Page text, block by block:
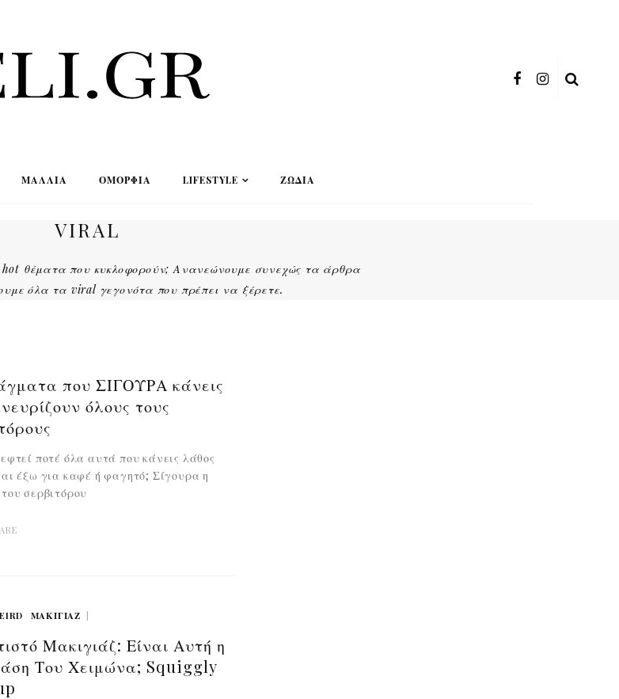
ΜΑΛΛΙΆ ΟΜΟΡΦΙΆ LIFESTYLE ΖΏΔΙΑ
VIRAL
θέματα που κυκλοφορούν; Ανανεώνουμε συνεχώς τα άρθρα
όλα τα viral γεγονότα που πρέπει να ξέρετε.
που ΣΙΓΟΥΡΑ κάνεις
όλους τους
ποτέ όλα αυτά που κάνεις λάθος
έξω για καφέ ή φαγητό; Σίγουρα η
σερβιτόρου
ΜΑΚΙΓΙΆΖ
Μακιγιάζ: Είναι Αυτή η
Του Χειμώνα; Squiggly